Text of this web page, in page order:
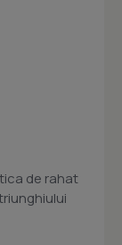
de rahat